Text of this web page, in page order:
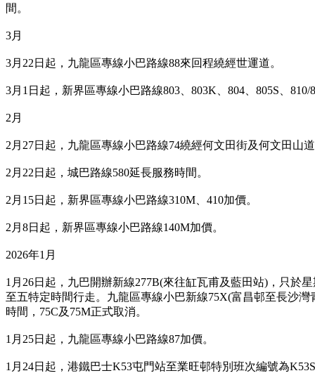
間。
3月
3月22日起，九龍區專線小巴路線88來回程繞經世運道。
3月1日起，新界區專線小巴路線803、803K、804、805S、810/
2月
2月27日起，九龍區專線小巴路線74繞經何文田街及何文田山
2月22日起，城巴路線580延長服務時間。
2月15日起，新界區專線小巴路線310M、410加價。
2月8日起，新界區專線小巴路線140M加價。
2026年1月
1月26日起，九巴開辦新線277B(來往缸瓦甫及藍田站)，只於
至五特定時間行走。九龍區專線小巴新線75X(富昌邨至長沙
時間，75C及75M正式取消。
1月25日起，九龍區專線小巴路線87加價。
1月24日起，港鐵巴士K53屯門站至業旺邨特別班次編號為